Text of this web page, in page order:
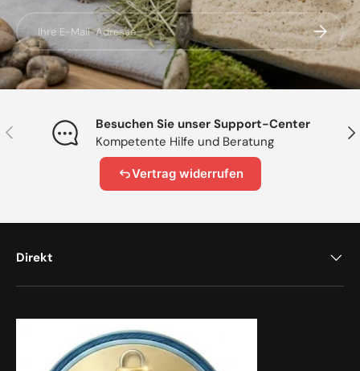
Vorherige
Besuchen Sie unser Support-Center
Kompetente Hilfe und Beratung
Vertrag widerrufen
Direkt